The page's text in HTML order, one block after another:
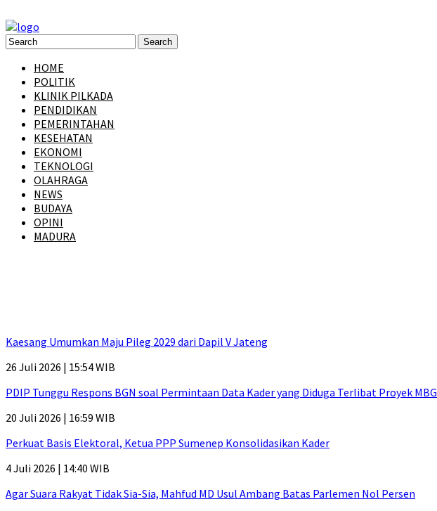
HOME
POLITIK
KLINIK PILKADA
PENDIDIKAN
PEMERINTAHAN
KESEHATAN
EKONOMI
TEKNOLOGI
OLAHRAGA
NEWS
BUDAYA
OPINI
MADURA
Kaesang Umumkan Maju Pileg 2029 dari Dapil V Jateng
26 Juli 2026 | 15:54 WIB
PDIP Tunggu Respons BGN soal Permintaan Data Kader yang Diduga Terlibat Proyek MBG
20 Juli 2026 | 16:59 WIB
Perkuat Basis Elektoral, Ketua PPP Sumenep Konsolidasikan Kader
4 Juli 2026 | 14:40 WIB
Agar Suara Rakyat Tidak Sia-Sia, Mahfud MD Usul Ambang Batas Parlemen Nol Persen